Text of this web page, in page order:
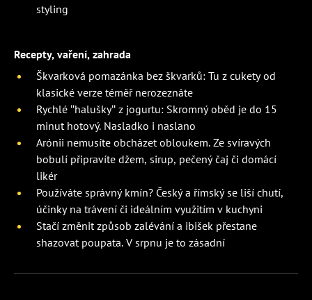
styling
Recepty, vaření, zahrada
Škvarková pomazánka bez škvarků: Tu z cukety od
klasické verze téměř nerozeznáte
Rychlé "halušky" z jogurtu: Skromný oběd je do 15
minut hotový. Nasladko i naslano
Arónii nemusíte obcházet obloukem. Ze svíravých
bobulí připravíte džem, sirup, pečený čaj či domácí
likér
Používáte správný kmín? Český a římský se liší chutí,
účinky na trávení či ideálním využitím v kuchyni
Stačí změnit způsob zalévání a ibišek přestane
shazovat poupata. V srpnu je to zásadní